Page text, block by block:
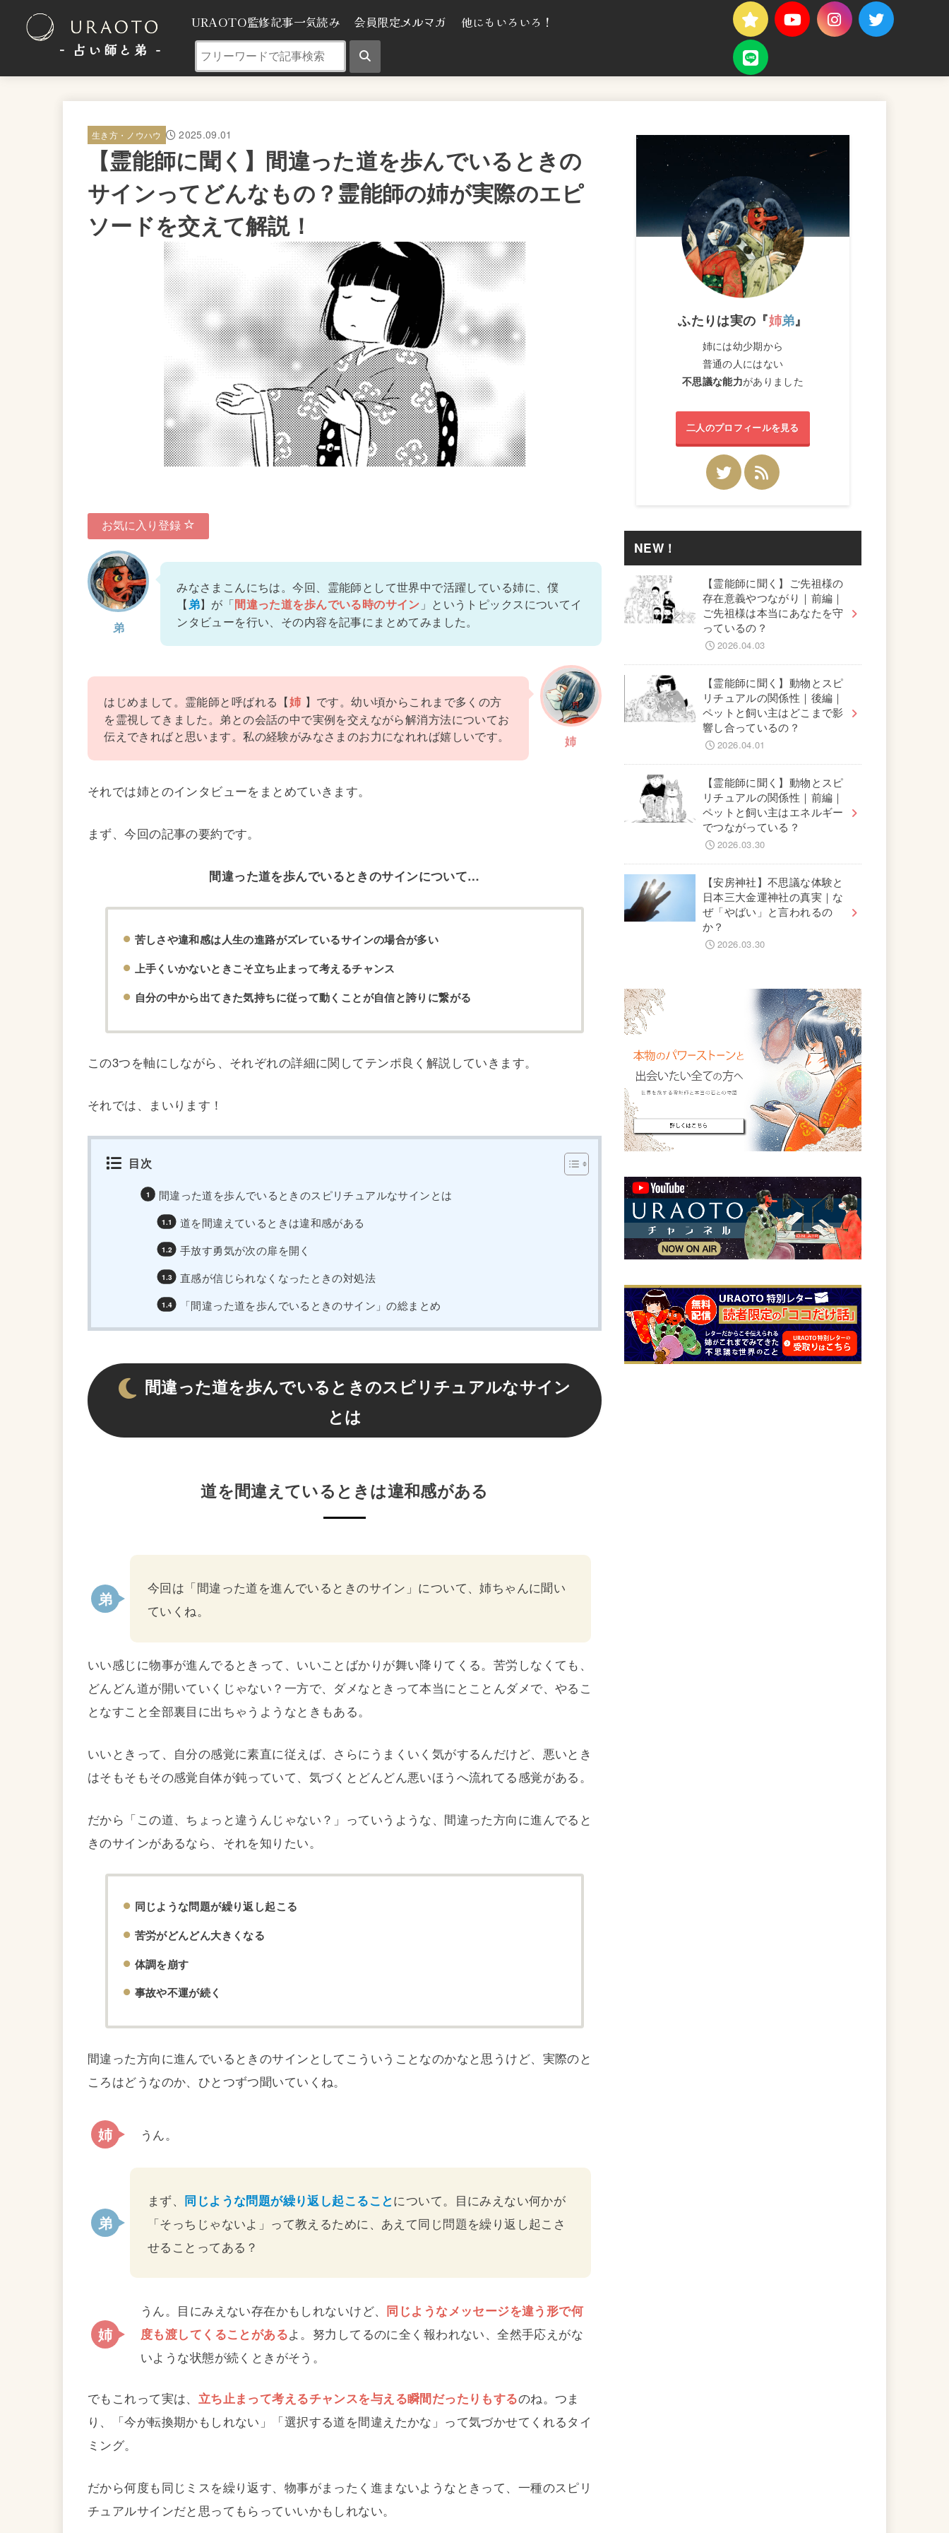
- 占い師と弟 ‐
URAOTO監修記事一気読み 会員限定メルマガ 他にもいろいろ！
生き方・ノウハウ 2025.09.01
【霊能師に聞く】間違った道を歩んでいるときの
サインってどんなもの？霊能師の姉が実際のエピ
ソードを交えて解説！
お気に入り登録
弟
みなさまこんにちは。今回、霊能師として世界中で活躍している姉に、僕
【弟】が「間違った道を歩んでいる時のサイン 」というトピックスについてイ
ンタビューを行い、その内容を記事にまとめてみました。
姉
はじめまして。霊能師と呼ばれる【姉 】です。幼い頃からこれまで多くの方
を霊視してきました。弟との会話の中で実例を交えながら解消方法についてお
伝えできればと思います。私の経験がみなさまのお力になれれば嬉しいです。
それでは姉とのインタビューをまとめていきます。
まず、今回の記事の要約です。
間違った道を歩んでいるときのサインについて…
苦しさや違和感は人生の進路がズレているサインの場合が多い
上手くいかないときこそ立ち止まって考えるチャンス
自分の中から出てきた気持ちに従って動くことが自信と誇りに繋がる
この3つを軸にしながら、それぞれの詳細に関してテンポ良く解説していきます。
それでは、まいります！
目次
間違った道を歩んでいるときのスピリチュアルなサインとは
道を間違えているときは違和感がある
手放す勇気が次の扉を開く
直感が信じられなくなったときの対処法
「間違った道を歩んでいるときのサイン」の総まとめ
間違った道を歩んでいるときのスピリチュアルなサイン
とは
道を間違えているときは違和感がある
今回は「間違った道を進んでいるときのサイン」について、姉ちゃんに聞い
ていくね。
いい感じに物事が進んでるときって、いいことばかりが舞い降りてくる。苦労しなくても、
どんどん道が開いていくじゃない？一方で、ダメなときって本当にとことんダメで、やるこ
となすこと全部裏目に出ちゃうようなときもある。
いいときって、自分の感覚に素直に従えば、さらにうまくいく気がするんだけど、悪いとき
はそもそもその感覚自体が鈍っていて、気づくとどんどん悪いほうへ流れてる感覚がある。
だから「この道、ちょっと違うんじゃない？」っていうような、間違った方向に進んでると
きのサインがあるなら、それを知りたい。
同じような問題が繰り返し起こる
苦労がどんどん大きくなる
体調を崩す
事故や不運が続く
間違った方向に進んでいるときのサインとしてこういうことなのかなと思うけど、実際のと
ころはどうなのか、ひとつずつ聞いていくね。
うん。
まず、 同じような問題が繰り返し起こることについて。目にみえない何かが
「そっちじゃないよ」って教えるために、あえて同じ問題を繰り返し起こさ
せることってある？
うん。目にみえない存在かもしれないけど、 同じようなメッセージを違う形で何
度も渡してくることがあるよ。努力してるのに全く報われない、全然手応えがな
いような状態が続くときがそう。
でもこれって実は、 立ち止まって考えるチャンスを与える瞬間だったりもするのね。つま
り、「今が転換期かもしれない」「選択する道を間違えたかな」って気づかせてくれるタイ
ミング。
だから何度も同じミスを繰り返す、物事がまったく進まないようなときって、一種のスピリ
チュアルサインだと思ってもらっていいかもしれない。
ふたりは実の『姉弟』
姉には幼少期から
普通の人にはない
不思議な能力がありました
二人のプロフィールを見る
NEW！
【霊能師に聞く】ご先祖様の
存在意義やつながり｜前編｜
ご先祖様は本当にあなたを守
っているの？
2026.04.03
【霊能師に聞く】動物とスピ
リチュアルの関係性｜後編｜
ペットと飼い主はどこまで影
響し合っているの？
2026.04.01
【霊能師に聞く】動物とスピ
リチュアルの関係性｜前編｜
ペットと飼い主はエネルギー
でつながっている？
2026.03.30
【安房神社】不思議な体験と
日本三大金運神社の真実｜な
ぜ「やばい」と言われるの
か？
2026.03.30